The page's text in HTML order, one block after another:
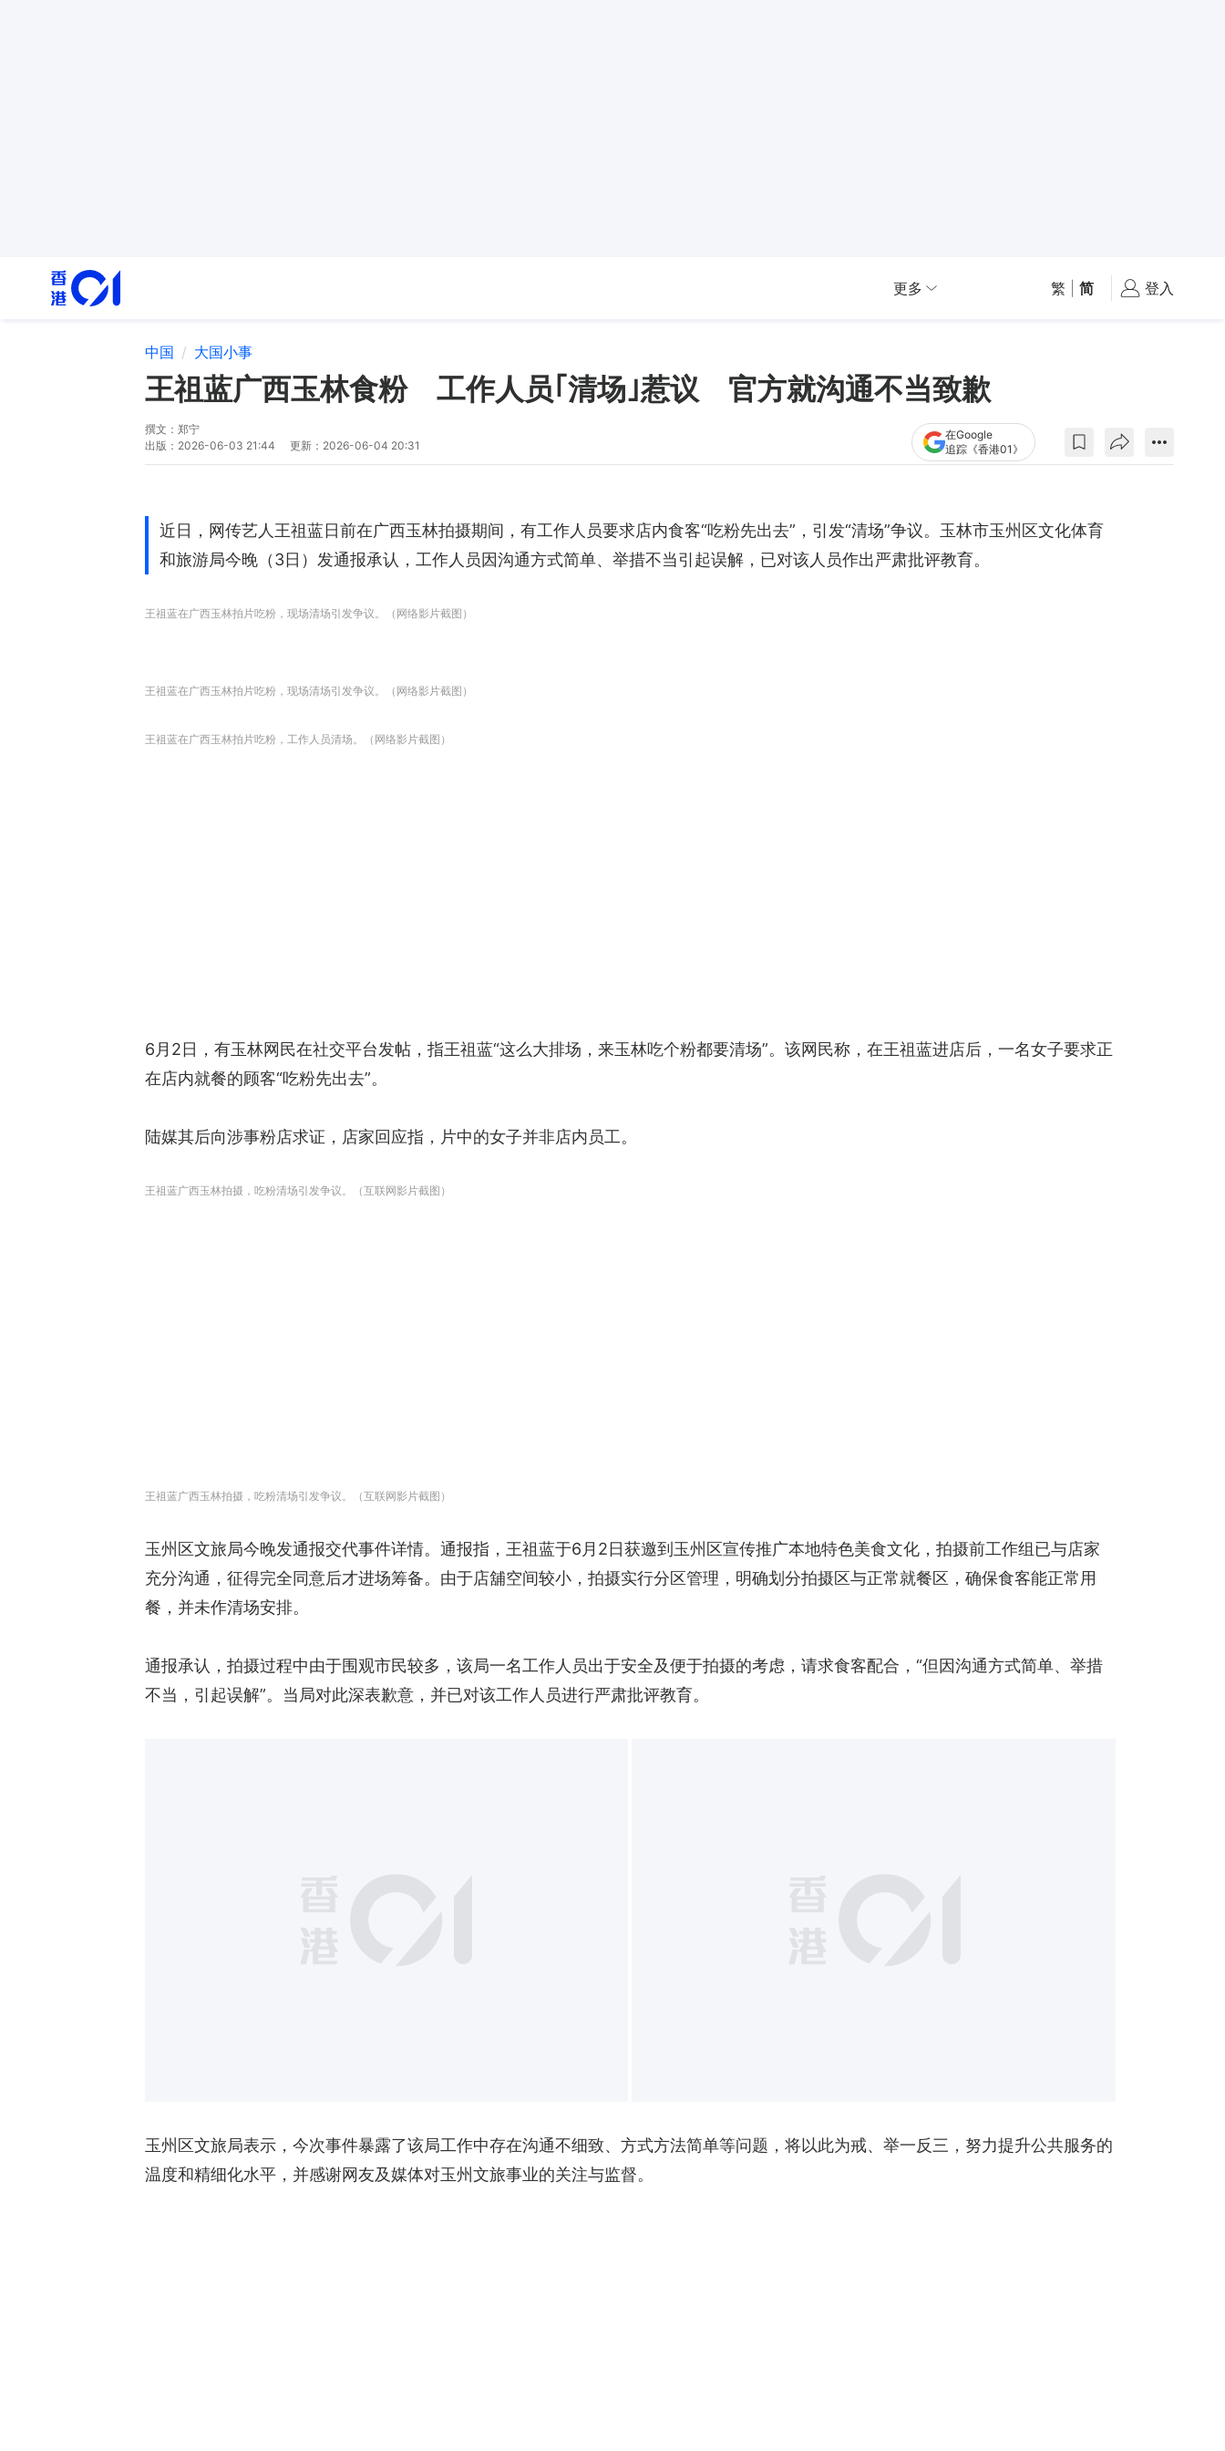
更多 繁 简 登入
中国 大国小事
王祖蓝广西玉林食粉 工作人员｢清场｣惹议 官方就沟通不当致歉
撰文： 郑宁
出版： 2026-06-03 21:44 更新： 2026-06-04 20:31
在Google
追踪《香港01》
近日，网传艺人王祖蓝日前在广西玉林拍摄期间，有工作人员要求店内食客“吃粉先出去”，引发“清场”争议。玉林市玉州区文化体育
和旅游局今晚（3日）发通报承认，工作人员因沟通方式简单、举措不当引起误解，已对该人员作出严肃批评教育。
王祖蓝在广西玉林拍片吃粉，现场清场引发争议。（网络影片截图）
王祖蓝在广西玉林拍片吃粉，现场清场引发争议。（网络影片截图）
王祖蓝在广西玉林拍片吃粉，工作人员清场。（网络影片截图）
6月2日，有玉林网民在社交平台发帖，指王祖蓝“这么大排场，来玉林吃个粉都要清场”。该网民称，在王祖蓝进店后，一名女子要求正
在店内就餐的顾客“吃粉先出去”。
陆媒其后向涉事粉店求证，店家回应指，片中的女子并非店内员工。
王祖蓝广西玉林拍摄，吃粉清场引发争议。（互联网影片截图）
王祖蓝广西玉林拍摄，吃粉清场引发争议。（互联网影片截图）
玉州区文旅局今晚发通报交代事件详情。通报指，王祖蓝于6月2日获邀到玉州区宣传推广本地特色美食文化，拍摄前工作组已与店家
充分沟通，征得完全同意后才进场筹备。由于店舖空间较小，拍摄实行分区管理，明确划分拍摄区与正常就餐区，确保食客能正常用
餐，并未作清场安排。
通报承认，拍摄过程中由于围观市民较多，该局一名工作人员出于安全及便于拍摄的考虑，请求食客配合，“但因沟通方式简单、举措
不当，引起误解”。当局对此深表歉意，并已对该工作人员进行严肃批评教育。
玉州区文旅局表示，今次事件暴露了该局工作中存在沟通不细致、方式方法简单等问题，将以此为戒、举一反三，努力提升公共服务的
温度和精细化水平，并感谢网友及媒体对玉州文旅事业的关注与监督。